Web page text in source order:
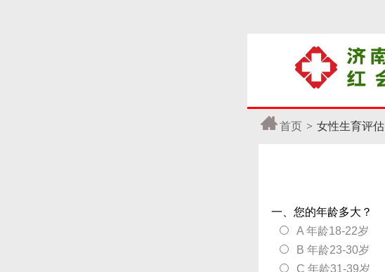
首页 > 女性生育评估
一、您的年龄多大？
A 年龄18-22岁
B 年龄23-30岁
C 年龄31-39岁